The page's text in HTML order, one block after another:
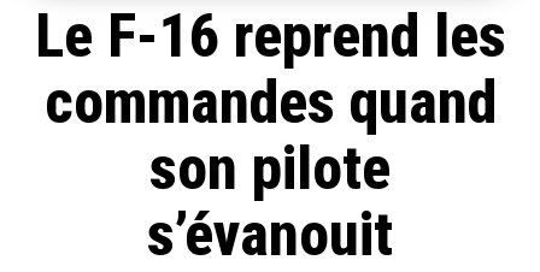
Le F-16 reprend les
commandes quand
son pilote
s’évanouit